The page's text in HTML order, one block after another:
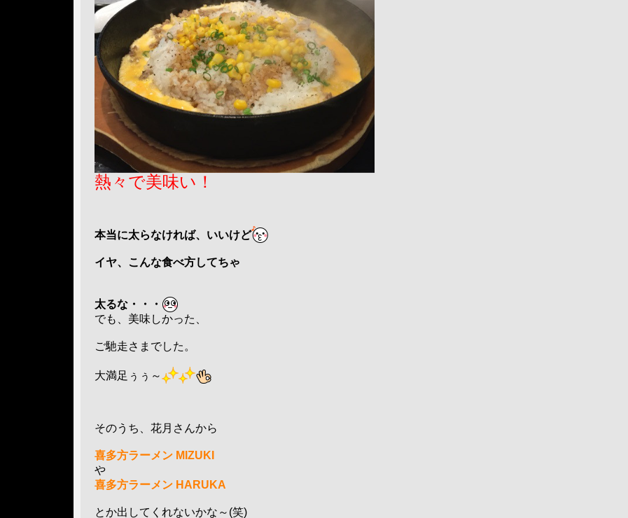
熱々で美味い！
本当に太らなければ、いいけど
イヤ、こんな食べ方してちゃ
太るな・・・
でも、美味しかった、
ご馳走さまでした。
大満足ぅぅ～
そのうち、花月さんから
喜多方ラーメン MIZUKI
や
喜多方ラーメン HARUKA
とか出してくれないかな～(笑)